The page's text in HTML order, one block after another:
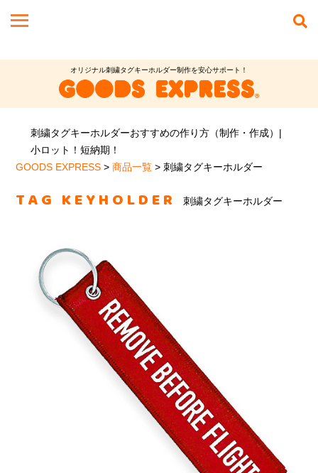
オリジナル刺繍タグキーホルダー制作を安心サポート！
刺繍タグキーホルダーおすすめの作り方（制作・作成）|
小ロット！短納期！
GOODS EXPRESS >商品一覧 >刺繍タグキーホルダー
TAG KEYHOLDER 刺繍タグキーホルダー